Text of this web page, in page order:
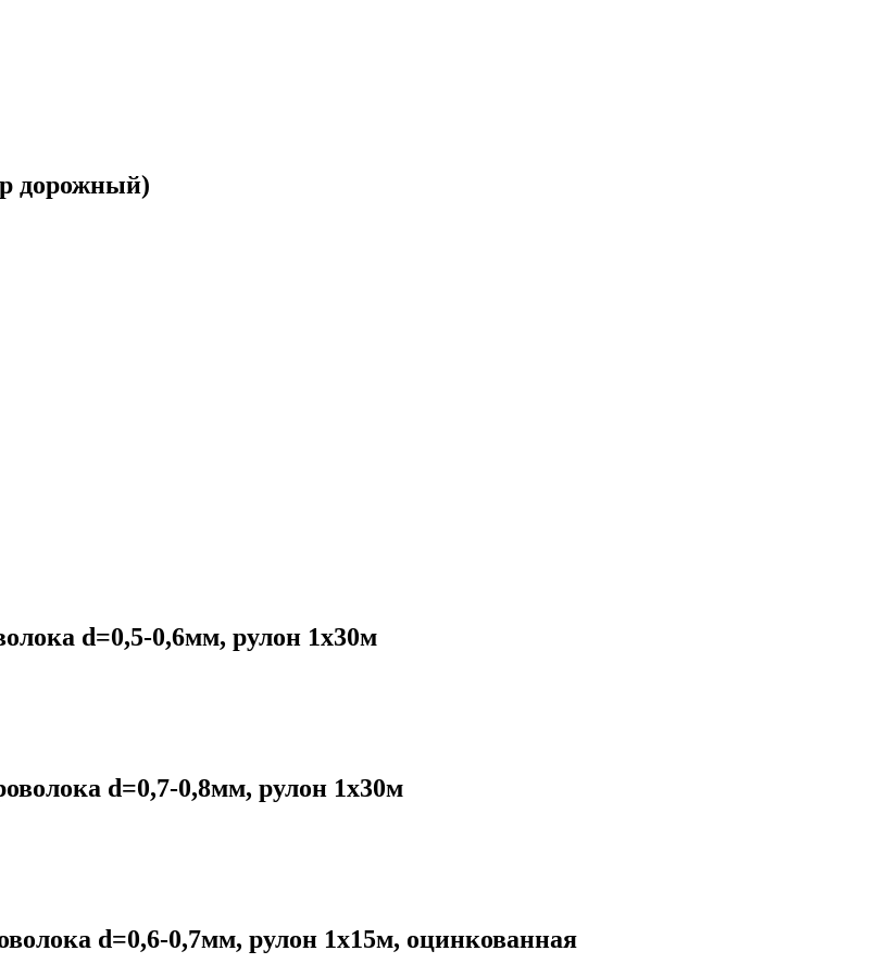
дорожный)
d=0,5-0,6мм, рулон 1х30м
d=0,7-0,8мм, рулон 1х30м
d=0,6-0,7мм, рулон 1х15м, оцинкованная